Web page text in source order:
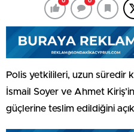
Polis yetkilileri, uzun süredir
İsmail Soyer ve Ahmet
güçlerine teslim edildiğini